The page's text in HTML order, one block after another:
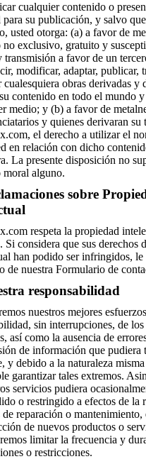
cualquier contenido o
para su publicación, y salvo
usted otorga: (a) a favor de
no exclusivo, gratuito y
transmisión a favor de un
modificar, adaptar, publicar,
cualesquiera obras derivadas y
contenido en todo el mundo y
medio; y (b) a favor de
y quienes derivaran su
el derecho a utilizar el
en relación con dicho
La presente disposición no
moral alguno.
sobre
respeta la propiedad
Si considera que sus derechos
han podido ser infringidos, le
de nuestra Formulario de
responsabilidad
nuestros mejores
sin interrupciones, de los
así como la ausencia de
de información que pudiera
y debido a la naturaleza
garantizar tales extremos.
servicios pudiera
o restringido a efectos de la
de reparación o mantenimiento,
de nuevos productos o
limitar la frecuencia y
o restricciones.